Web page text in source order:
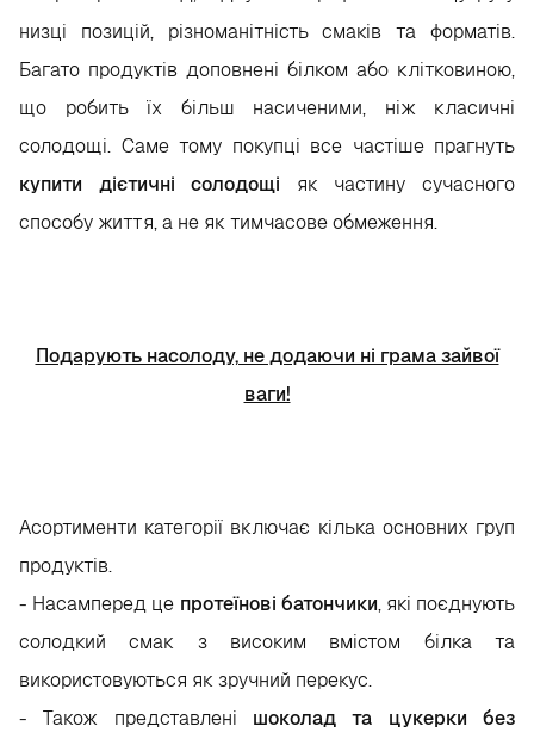
низці позицій, різноманітність смаків та форматів.
Багато продуктів доповнені білком або клітковиною,
що робить їх більш насиченими, ніж класичні
солодощі. Саме тому покупці все частіше прагнуть
купити дієтичні солодощі як частину сучасного
способу життя, а не як тимчасове обмеження.
Подарують насолоду, не додаючи ні грама зайвої
ваги!
Асортименти категорії включає кілька основних груп
продуктів.
- Насамперед це протеїнові батончики, які поєднують
солодкий смак з високим вмістом білка та
використовуються як зручний перекус.
- Також представлені шоколад та цукерки без